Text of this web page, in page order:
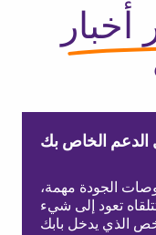
الدعم الخاص بك
الجودة مهمة،
تعود إلى شيء